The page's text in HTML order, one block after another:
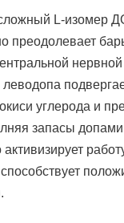
L-изомер
преодолевает
углерода и
запасы